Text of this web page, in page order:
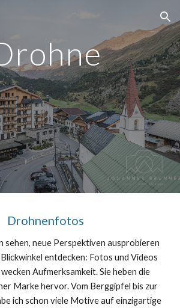
Skip to navigation
Drohnenfotos
sehen, neue Perspektiven ausprobieren
entdecken: Fotos und Videos
Aufmerksamkeit. Sie heben die
Marke hervor. Vom Berggipfel bis zur
ich schon viele Motive auf einzigartige